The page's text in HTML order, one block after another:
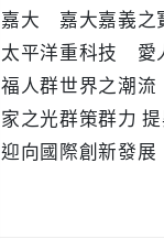
嘉大 嘉大嘉義之
太平洋重科技
福人群世界之潮
家之光群策群力
迎向國際創新發